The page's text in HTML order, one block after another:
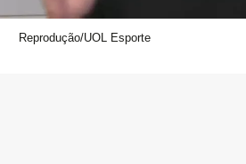
Reprodução/UOL Esporte